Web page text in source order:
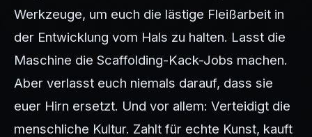
Werkzeuge, um euch die lästige Fleißarbeit in
der Entwicklung vom Hals zu halten. Lasst die
Maschine die Scaffolding-Kack-Jobs machen.
Aber verlasst euch niemals darauf, dass sie
euer Hirn ersetzt. Und vor allem: Verteidigt die
menschliche Kultur. Zahlt für echte Kunst, kauft